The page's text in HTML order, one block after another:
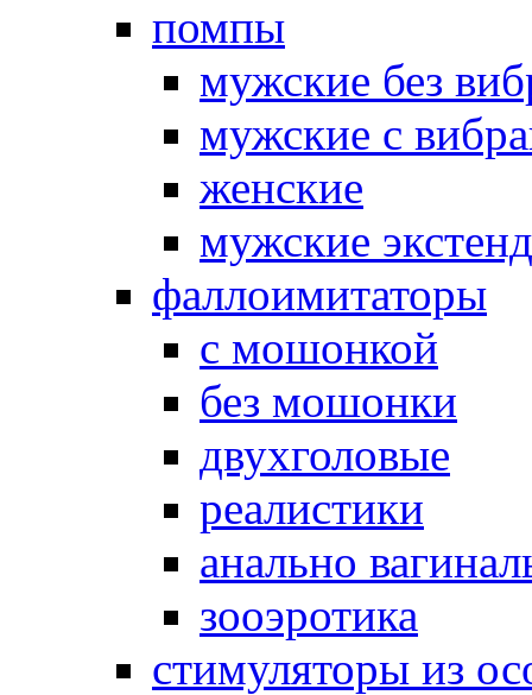
помпы
мужские без
мужские с
женские
мужские
фаллоимитаторы
с мошонкой
без мошонки
двухголовые
реалистики
анально
зооэротика
стимуляторы из